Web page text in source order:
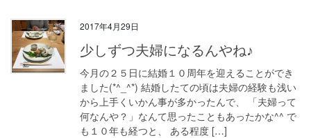
2017年4月29日
少しずつ夫婦になるんやね♪
今月の２５日に結婚１０周年を迎えることができ
ました(*^_^*) 結婚したての頃は夫婦の経験も浅い
から上手くいかん事が多かったんで、 「夫婦って
何なんや？」なんて思ったこともあったかな^^ で
も１０年も経つと、 ある程度 […]